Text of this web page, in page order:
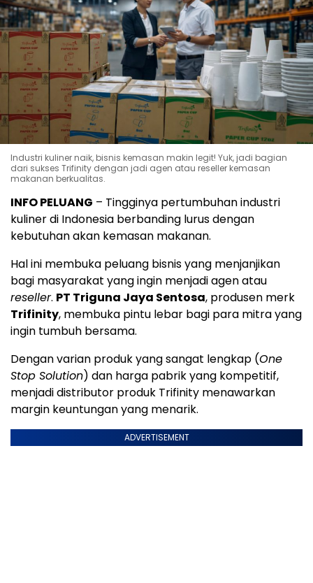
Industri kuliner naik, bisnis kemasan makin legit! Yuk, jadi bagian
dari sukses Trifinity dengan jadi agen atau reseller kemasan
makanan berkualitas.
INFO PELUANG – Tingginya pertumbuhan industri
kuliner di Indonesia berbanding lurus dengan
kebutuhan akan kemasan makanan.
Hal ini membuka peluang bisnis yang menjanjikan
bagi masyarakat yang ingin menjadi agen atau
reseller. PT Triguna Jaya Sentosa, produsen merk
Trifinity, membuka pintu lebar bagi para mitra yang
ingin tumbuh bersama.
Dengan varian produk yang sangat lengkap (One
Stop Solution) dan harga pabrik yang kompetitif,
menjadi distributor produk Trifinity menawarkan
margin keuntungan yang menarik.
ADVERTISEMENT